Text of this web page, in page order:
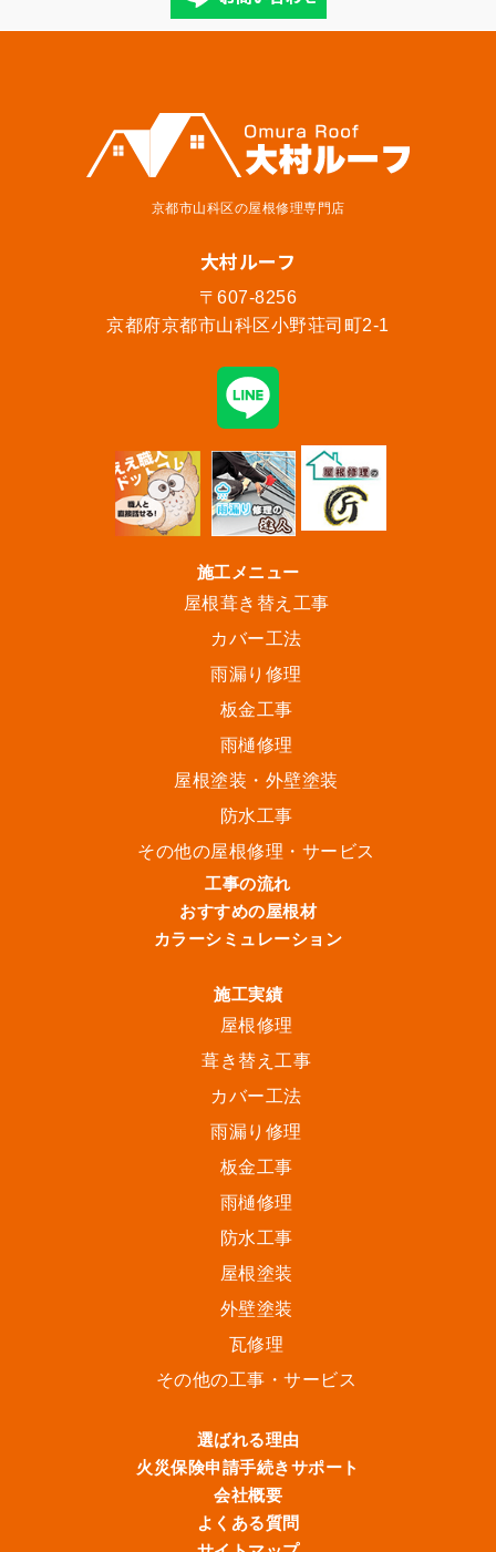
京都市山科区の屋根修理専門店
大村ルーフ
〒607-8256
京都府京都市山科区小野荘司町2-1
施工メニュー
屋根葺き替え工事
カバー工法
雨漏り修理
板金工事
雨樋修理
屋根塗装・外壁塗装
防水工事
その他の屋根修理・サービス
工事の流れ
おすすめの屋根材
カラーシミュレーション
施工実績
屋根修理
葺き替え工事
カバー工法
雨漏り修理
板金工事
雨樋修理
防水工事
屋根塗装
外壁塗装
瓦修理
その他の工事・サービス
選ばれる理由
火災保険申請手続きサポート
会社概要
よくある質問